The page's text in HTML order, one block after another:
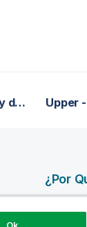
TextBetween - función de script y de gráfico Upper
¿Por
Por qué